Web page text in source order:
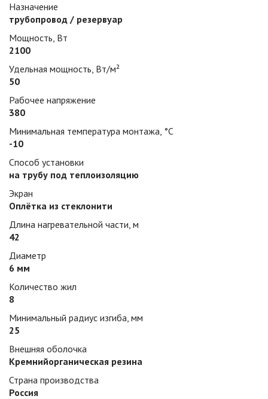
Назначение
трубопровод / резервуар
Мощность, Вт
2100
Удельная мощность, Вт/м²
50
Рабочее напряжение
380
Минимальная температура монтажа, °С
-10
Способ установки
на трубу под теплоизоляцию
Экран
Оплётка из стеклонити
Длина нагревательной части, м
42
Диаметр
6 мм
Количество жил
8
Минимальный радиус изгиба, мм
25
Внешняя оболочка
Кремнийорганическая резина
Страна производства
Россия